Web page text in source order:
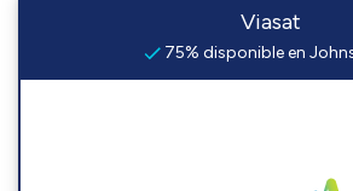
Viasat
75% disponible en